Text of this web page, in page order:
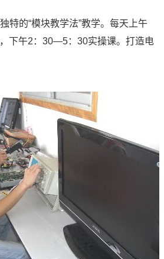
特的“模块教学法”教学。每天上午
下午2：30—5：30实操课。打造电